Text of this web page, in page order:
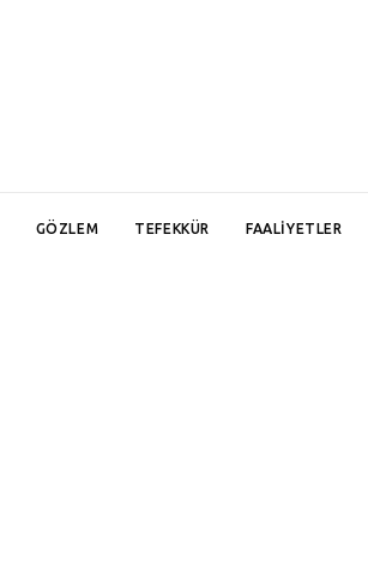
GÖZLEM TEFEKKÜR FAALIYETLER